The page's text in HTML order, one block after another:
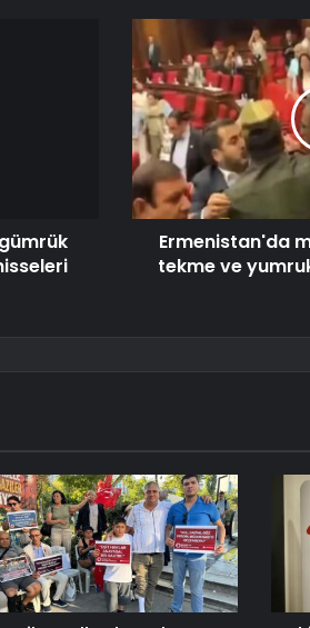
Ermenistan'da
tekme ve